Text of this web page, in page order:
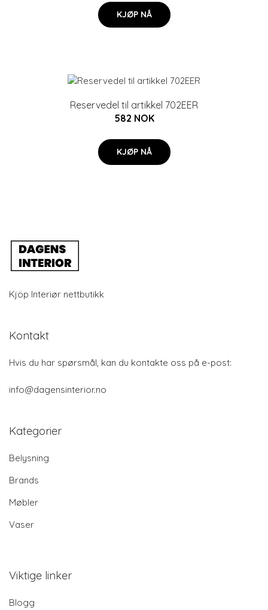
KJØP NÅ
Reservedel til artikkel 702EER
582 NOK
KJØP NÅ
Kjöp Interiør nettbutikk
Kontakt
Hvis du har spørsmål, kan du kontakte oss på e-post:
info@dagensinterior.no
Kategorier
Belysning
Brands
Møbler
Vaser
Viktige linker
Blogg